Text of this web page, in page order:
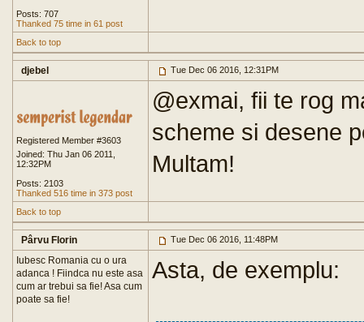
Posts: 707
Thanked 75 time in 61 post
Back to top
djebel Tue Dec 06 2016, 12:31PM
Registered Member #3603
Joined: Thu Jan 06 2011,
12:32PM
Posts: 2103
Thanked 516 time in 373 post
@exmai, fii te rog
scheme si desene
Multam!
Back to top
Pârvu Florin Tue Dec 06 2016, 11:48PM
Iubesc Romania cu o ura
adanca ! Fiindca nu este asa
cum ar trebui sa fie! Asa cum
poate sa fie!
Asta, de exemplu: